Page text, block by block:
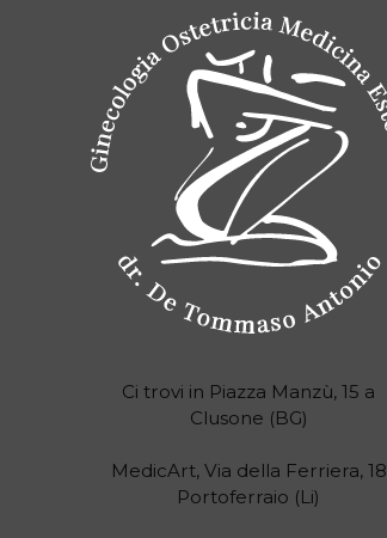
Ci trovi in Piazza Manzù, 15 a
Clusone (BG)
MedicArt, Via della Ferriera, 18
Portoferraio (Li)